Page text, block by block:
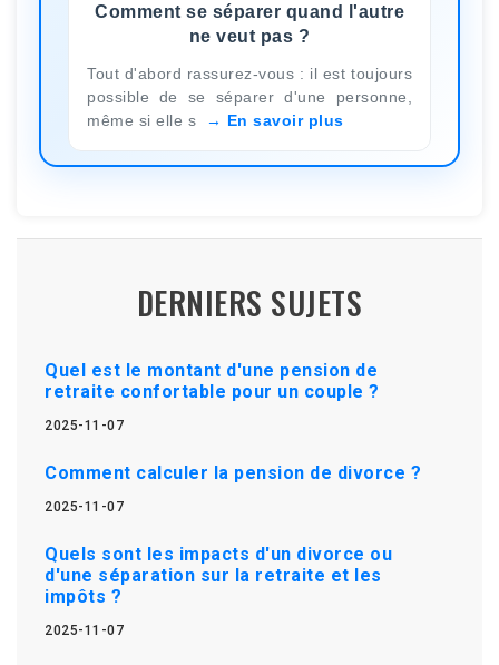
Comment se séparer quand l'autre
ne veut pas ?
Tout d'abord rassurez-vous : il est toujours
possible de se séparer d'une personne,
même si elle s
En savoir plus
DERNIERS SUJETS
Quel est le montant d'une pension de
retraite confortable pour un couple ?
2025-11-07
Comment calculer la pension de divorce ?
2025-11-07
Quels sont les impacts d'un divorce ou
d'une séparation sur la retraite et les
impôts ?
2025-11-07